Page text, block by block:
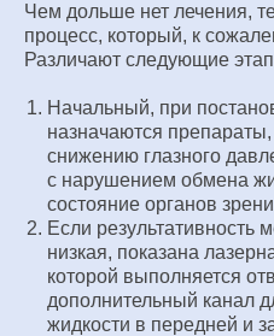
Чем дольше нет лечения,
процесс, который, к
Различают следующие
Начальный, при
назначаются
снижению глазного
с нарушением обмена
состояние органов
Если результативность
низкая, показана
которой выполняется
дополнительный канал
жидкости в передней и